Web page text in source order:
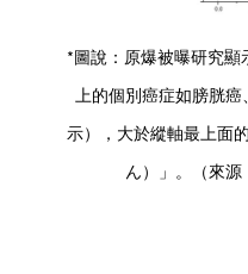
*圖說：原爆被曝研究顯
上的個別癌症如膀胱
示），大於縱軸最上面
ん）」。（來